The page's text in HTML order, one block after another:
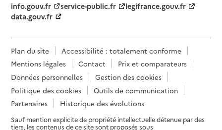
info.gouv.fr
service-public.fr
legifrance.gouv.fr
data.gouv.fr
Plan du site
Accessibilité : totalement conforme
Mentions légales
Contact
Prix et comparateurs
Données personnelles
Gestion des cookies
Politique des cookies
Outils de communication
Partenaires
Historique des évolutions
Sauf mention explicite de propriété intellectuelle détenue par des
tiers, les contenus de ce site sont proposés sous